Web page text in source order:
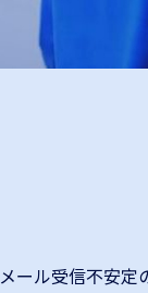
メール受信不安定